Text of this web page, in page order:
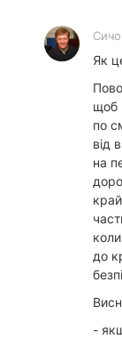
Як
щоб
по
від
на
до
-